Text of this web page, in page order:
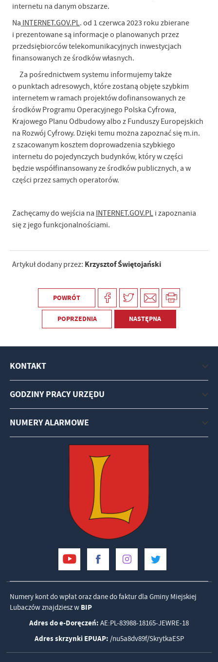
internetu na danym obszarze.
Na INTERNET.GOV.PL. od 1 czerwca 2023 roku zbierane
i prezentowane są informacje o planowanych przez
przedsiębiorców telekomunikacyjnych inwestycjach
finansowanych ze środków własnych.
Za pośrednictwem systemu informujemy także
o punktach adresowych, które zostaną objęte szybkim
internetem w ramach projektów dofinansowanych ze
środków Programu Operacyjnego Polska Cyfrowa,
Krajowego Planu Odbudowy albo z Funduszy Europejskich
na Rozwój Cyfrowy. Dzięki temu można zapoznać się m.in.
z szacowanym kosztem doprowadzenia szybkiego
internetu do pojedynczych budynków, który w części
będzie współfinansowany ze środków publicznych, a w
części przez samych operatorów.
Zachęcamy do wejścia na INTERNET.GOV.PLi zapoznania
się z jego funkcjonalnościami.
Artykuł dodany przez: Krzysztof Świętojański
POWRÓT
POPRZEDNIA NASTĘPNA
KONTAKT
GODZINY PRACY URZĘDU
NUMERY ALARMOWE
Numery kont do wpłat oraz dane do faktur dla Gminy Miejskiej
Lubaczów znajdziesz w BIP
Adres do e-Doręczeń: AE:PL-83988-18165-JEWRE-18
Adres skrzynki EPUAP: /nu5a8dv89f/SkrytkaESP